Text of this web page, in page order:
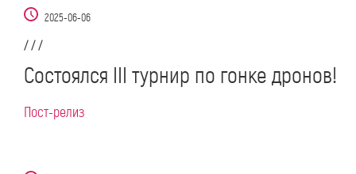
2025-06-06
/ / /
Состоялся III турнир по гонке дронов!
Пост-релиз